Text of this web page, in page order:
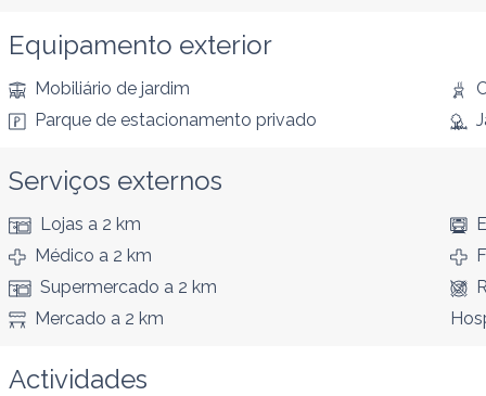
Equipamento exterior
Mobiliário de jardim
Parque de estacionamento privado
Serviços externos
Lojas a 2 km
Médico a 2 km
Supermercado a 2 km
Mercado a 2 km
Actividades